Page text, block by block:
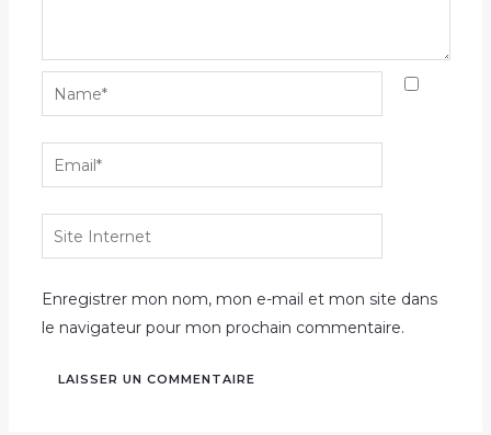
Name*
Email*
Site
Internet
Enregistrer mon nom, mon e-mail et mon site dans
le navigateur pour mon prochain commentaire.